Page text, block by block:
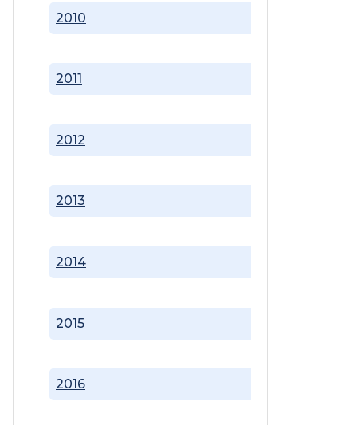
2010
2011
2012
2013
2014
2015
2016